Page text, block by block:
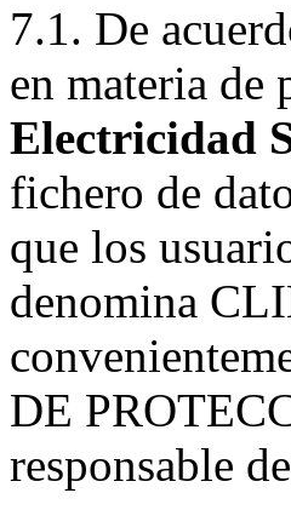
7.1. De
en materia de
Electricidad
fichero de
que los
denomina
DE
responsable